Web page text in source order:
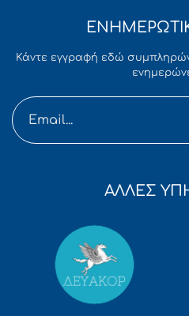
Κάντε εγγραφή εδώ
ΑΛΛΕΣ